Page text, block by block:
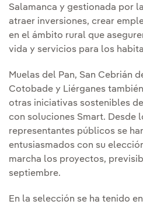
Salamanca y gestionada por
atraer inversiones, crear
en el ámbito rural que
vida y servicios para los
Muelas del Pan, San Cebrián
Cotobade y Liérganes
otras iniciativas sostenibles
con soluciones Smart. Desde
representantes públicos se
entusiasmados con su
marcha los proyectos,
septiembre.
En la selección se ha tenido